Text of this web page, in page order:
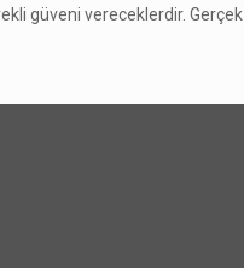
güveni vereceklerdir. Gerçek